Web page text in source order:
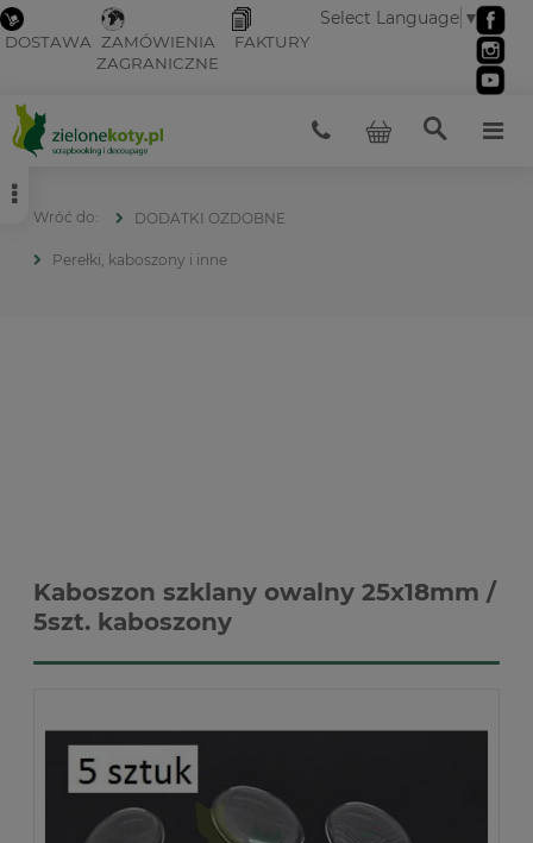
DOSTAWA ZAMÓWIENIA
ZAGRANICZNE
FAKTURY
Select Language ▼
DODATKI OZDOBNE
Perełki, kaboszony i inne
Kaboszon szklany owalny 25x18mm /
5szt. kaboszony